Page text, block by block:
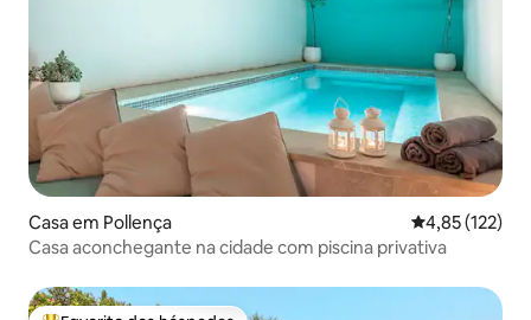
Casa em Pollença Classificação
4,85 (122)
Casa aconchegante na cidade com piscina privativa